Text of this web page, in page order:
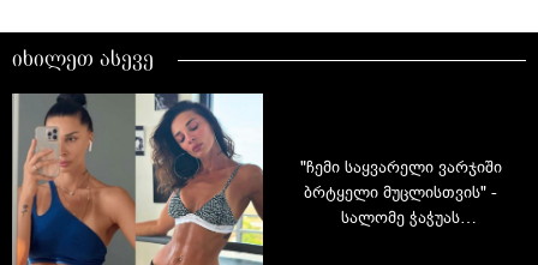
იხილეთ ასევე
"ჩემი საყვარელი ვარჯიში
ბრტყელი მუცლისთვის" -
სალომე ჭაჭუას